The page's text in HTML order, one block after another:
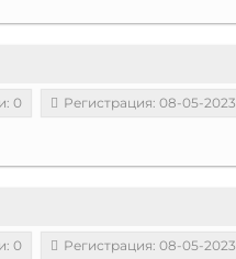
0 Регистрация: 08-05-2023
0 Регистрация: 08-05-2023